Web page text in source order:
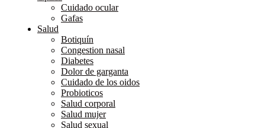
Cuidado ocular
Gafas
Salud
Botiquín
Congestion nasal
Diabetes
Dolor de garganta
Cuidado de los oidos
Probioticos
Salud corporal
Salud mujer
Salud sexual